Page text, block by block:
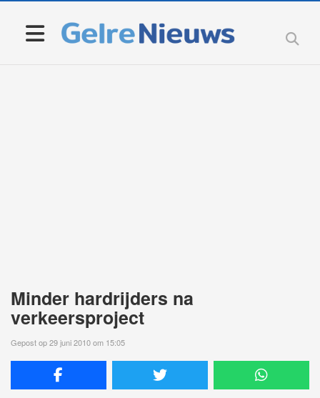
Minder hardrijders na
verkeersproject
Gepost op 29 juni 2010 om 15:05